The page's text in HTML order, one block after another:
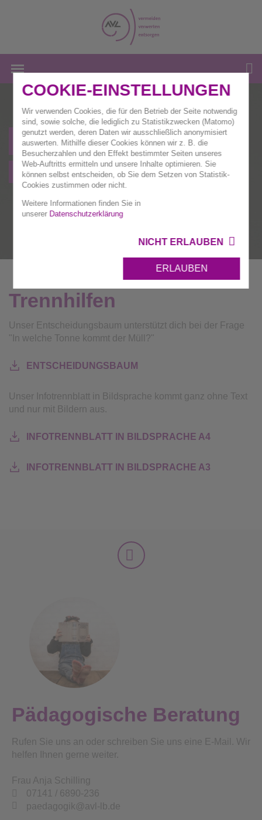
COOKIE-EINSTELLUNGEN
Wir verwenden Cookies, die für den Betrieb der Seite notwendig
sind, sowie solche, die lediglich zu Statistikzwecken (Matomo)
genutzt werden, deren Daten wir ausschließlich anonymisiert
auswerten. Mithilfe dieser Cookies können wir z. B. die
Besucherzahlen und den Effekt bestimmter Seiten unseres
Web-Auftritts ermitteln und unsere Inhalte optimieren. Sie
können selbst entscheiden, ob Sie dem Setzen von Statistik-
Cookies zustimmen oder nicht.
Weitere Informationen finden Sie in
unserer Datenschutzerklärung
NICHT ERLAUBEN
ERLAUBEN
Trennhilfen
Für Kinder
Trennhilfen
Unser Entscheidungsbaum unterstützt dich bei der Frage
"In welche Tonne kommt der Müll?"
ENTSCHEIDUNGSBAUM
Unser Infotrennblatt in Bildsprache kommt ganz ohne Text
und nur mit Bildern aus.
INFOTRENNBLATT IN BILDSPRACHE A4
INFOTRENNBLATT IN BILDSPRACHE A3
Pädagogische Beratung
Rufen Sie uns an oder schreiben Sie uns eine E-Mail. Wir
helfen Ihnen gerne weiter.
Frau Anja Schilling
07141 / 6890-236
paedagogik@avl-lb.de